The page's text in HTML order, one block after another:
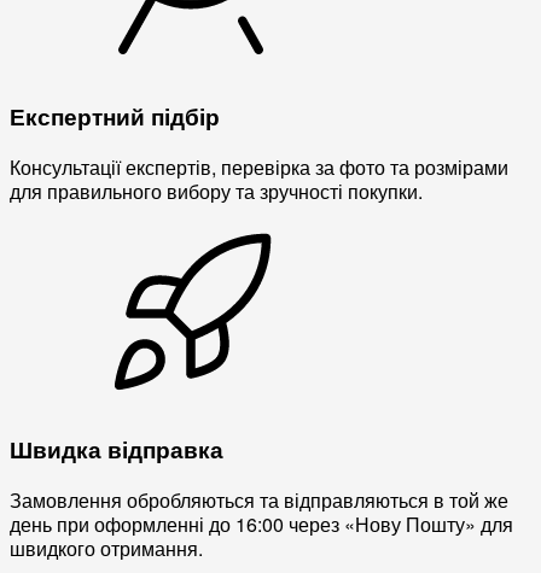
Експертний підбір
Консультації експертів, перевірка за фото та розмірами
для правильного вибору та зручності покупки.
Швидка відправка
Замовлення обробляються та відправляються в той же
день при оформленні до 16:00 через «Нову Пошту» для
швидкого отримання.